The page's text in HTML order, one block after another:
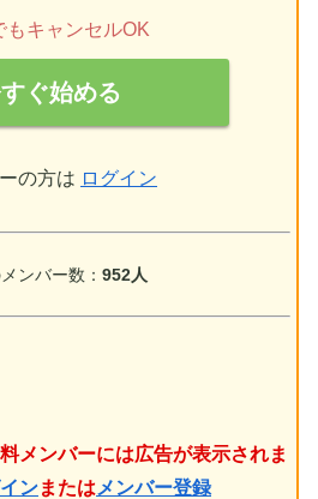
もキャンセルOK
ぐ始める
の方は ログイン
ンバー数： 952人
メンバーには広告が表示されま
ンまたは メンバー登録